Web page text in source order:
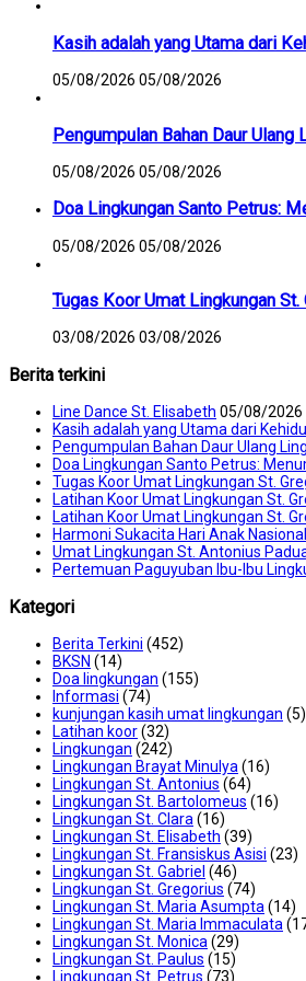
Kasih adalah yang Utama dari
05/08/2026 05/08/2026
Pengumpulan Bahan Daur Ulang
05/08/2026 05/08/2026
Doa Lingkungan Santo Petrus:
05/08/2026 05/08/2026
Tugas Koor Umat Lingkungan
03/08/2026 03/08/2026
Berita terkini
Line Dance St. Elisabeth 05/08/2026
Kasih adalah yang Utama dari
Pengumpulan Bahan Daur Ulang
Doa Lingkungan Santo Petrus:
Tugas Koor Umat Lingkungan St.
Latihan Koor Umat Lingkungan St.
Latihan Koor Umat Lingkungan St.
Harmoni Sukacita Hari Anak
Umat Lingkungan St. Antonius
Pertemuan Paguyuban Ibu-Ibu
Kategori
Berita Terkini (452)
BKSN (14)
Doa lingkungan (155)
Informasi (74)
kunjungan kasih umat lingkungan (5)
Latihan koor(32)
Lingkungan (242)
Lingkungan Brayat Minulya (16)
Lingkungan St. Antonius (64)
Lingkungan St. Bartolomeus (16)
Lingkungan St. Clara (16)
Lingkungan St. Elisabeth (39)
Lingkungan St. Fransiskus Asisi (23)
Lingkungan St. Gabriel (46)
Lingkungan St. Gregorius (74)
Lingkungan St. Maria Asumpta (14)
Lingkungan St. Maria Immaculata
Lingkungan St. Monica (29)
Lingkungan St. Paulus (15)
Lingkungan St. Petrus (73)